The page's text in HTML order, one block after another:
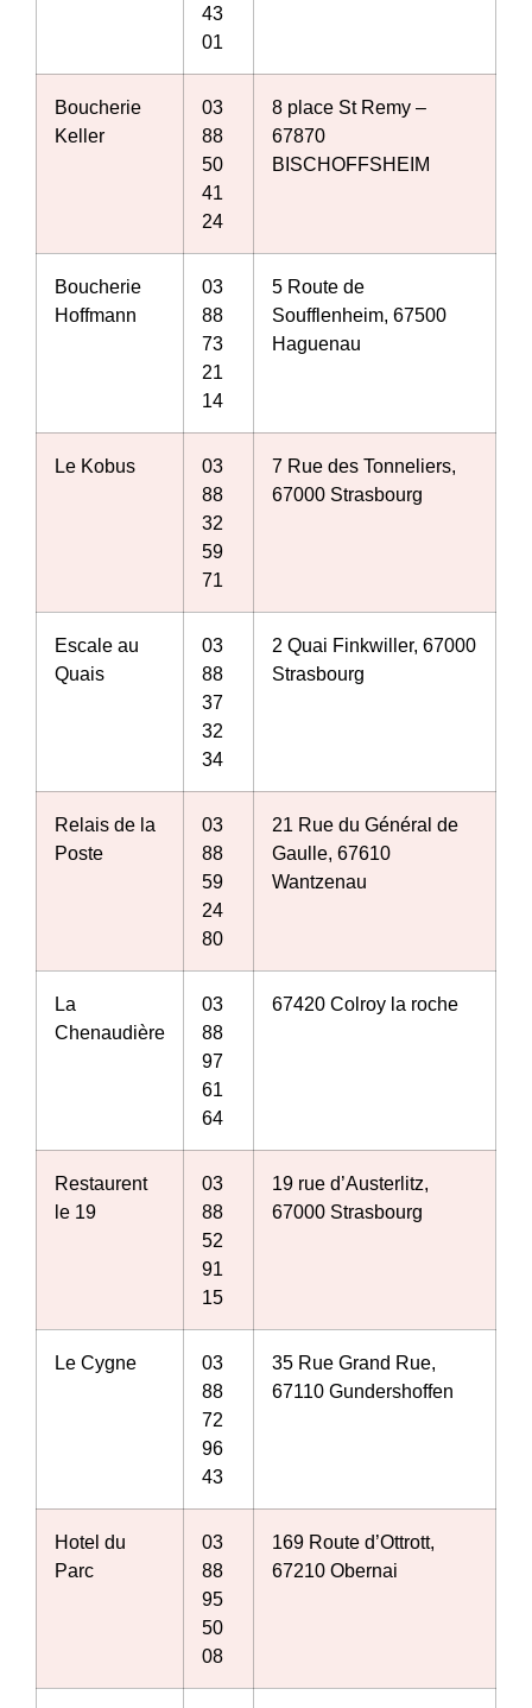
43
01
Boucherie
Keller
03
88
50
41
24
8 place St Remy –
67870
BISCHOFFSHEIM
Boucherie
Hoffmann
03
88
73
21
14
5 Route de
Soufflenheim, 67500
Haguenau
Le Kobus
03
88
32
59
71
7 Rue des Tonneliers,
67000 Strasbourg
Escale au
Quais
03
88
37
32
34
2 Quai Finkwiller, 67000
Strasbourg
Relais de la
Poste
03
88
59
24
80
21 Rue du Général de
Gaulle, 67610
Wantzenau
La
Chenaudière
03
88
97
61
64
67420 Colroy la roche
Restaurent
le 19
03
88
52
91
15
19 rue d’Austerlitz,
67000 Strasbourg
Le Cygne
03
88
72
96
43
35 Rue Grand Rue,
67110 Gundershoffen
Hotel du
Parc
03
88
95
50
08
169 Route d’Ottrott,
67210 Obernai